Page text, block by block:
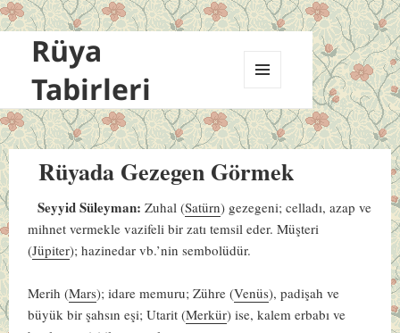
Rüya
Tabirleri
VE
BILEŞENLER
Rüyada Gezegen Görmek
Seyyid Süleyman: Zuhal (Satürn) gezegeni; celladı, azap ve
mihnet vermekle vazifeli bir zatı temsil eder. Müşteri
(Jüpiter); hazinedar vb.’nin sembolüdür.
Merih (Mars); idare memuru; Zühre (Venüs), padişah ve
büyük bir şahsın eşi; Utarit (Merkür) ise, kalem erbabı ve